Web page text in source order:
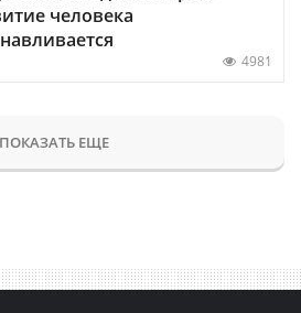
человека
4981
ПОКАЗАТЬ ЕЩЕ